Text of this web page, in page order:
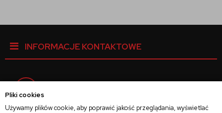
Pliki cookies
Używamy plików cookie, aby poprawić jakość przeglądania, wyświetlać
INFORMACJE KONTAKTOWE